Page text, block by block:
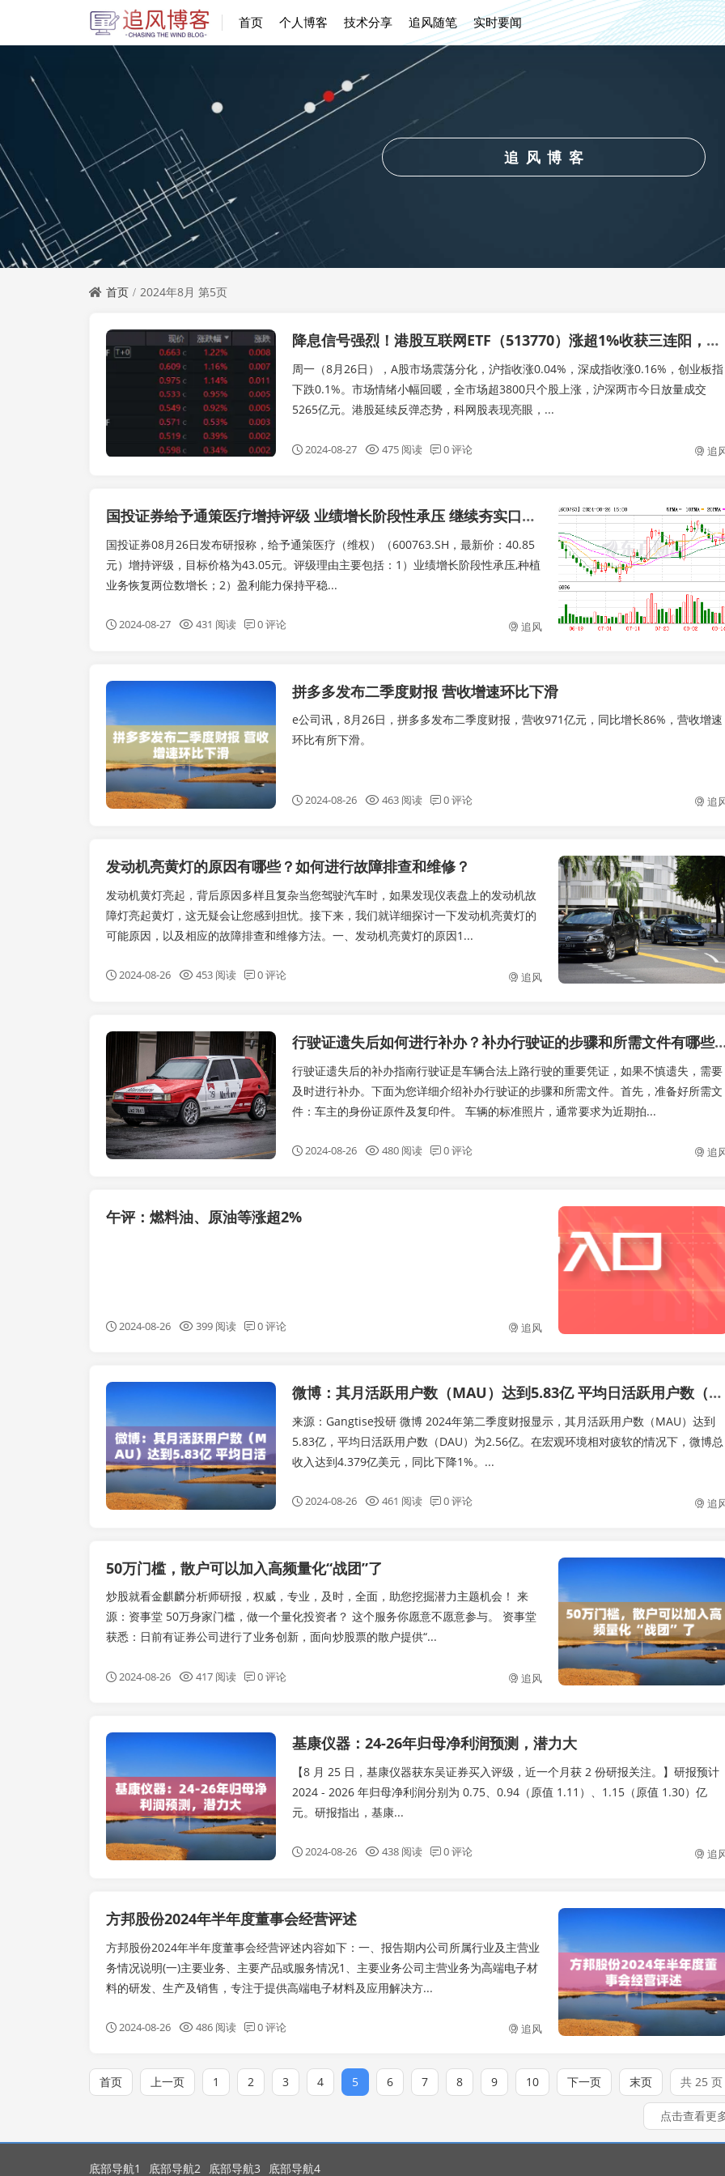
首页 个人博客 技术分享 追风随笔 实时要闻
追风博客
首页 2024年8月 第5页
实时要闻 降息信号强烈！港股互联网ETF（513770）涨超1%收获三连阳，有色龙头ETF（159876）共振上行，地产反弹回暖
周一（8月26日），A股市场震荡分化，沪指收涨0.04%，深成指收涨0.16%，创业板指
下跌0.1%。市场情绪小幅回暖，全市场超3800只个股上涨，沪深两市今日放量成交
5265亿元。港股延续反弹态势，科网股表现亮眼，...
2024-08-27 475 阅读 0 评论 追
国投证券给予通策医疗增持评级 业绩增长阶段性承压 继续夯实口腔医疗基础设施 目标价格为43.05元
国投证券08月26日发布研报称，给予通策医疗（维权）（600763.SH，最新价：40.85
元）增持评级，目标价格为43.05元。评级理由主要包括：1）业绩增长阶段性承压,种植
业务恢复两位数增长；2）盈利能力保持平稳...
2024-08-27 431 阅读 0 评论 追风
实时要闻
拼多多发布二季度财报 营收增速环比下滑
e公司讯，8月26日，拼多多发布二季度财报，营收971亿元，同比增长86%，营收增速
环比有所下滑。
2024-08-26 463 阅读 0 评论 追
发动机亮黄灯的原因有哪些？如何进行故障排查和维修？
发动机黄灯亮起，背后原因多样且复杂当您驾驶汽车时，如果发现仪表盘上的发动机故
障灯亮起黄灯，这无疑会让您感到担忧。接下来，我们就详细探讨一下发动机亮黄灯的
可能原因，以及相应的故障排查和维修方法。一、发动机亮黄灯的原因1...
2024-08-26 453 阅读 0 评论 追风
实时要闻 行驶证遗失后如何进行补办？补办行驶证的
行驶证遗失后的补办指南行驶证是车辆合法上路行驶的重要凭证，如果不慎遗失，需要
及时进行补办。下面为您详细介绍补办行驶证的步骤和所需文件。首先，准备好所需文
件：车主的身份证原件及复印件。 车辆的标准照片，通常要求为近期拍...
2024-08-26 480 阅读 0 评论 追
午评：燃料油、原油等涨超2%
2024-08-26 399 阅读 0 评论 追风
实时要闻 微博：其月活跃用户数（MAU）达到5.83亿 平均日活跃用户数（DAU）为2.56亿
来源：Gangtise投研 微博 2024年第二季度财报显示，其月活跃用户数（MAU）达到
5.83亿，平均日活跃用户数（DAU）为2.56亿。在宏观环境相对疲软的情况下，微博总
收入达到4.379亿美元，同比下降1%。...
2024-08-26 461 阅读 0 评论 追
50万门槛，散户可以加入高频量化“战团”了
炒股就看金麒麟分析师研报，权威，专业，及时，全面，助您挖掘潜力主题机会！ 来
源：资事堂 50万身家门槛，做一个量化投资者？ 这个服务你愿意不愿意参与。 资事堂
获悉：日前有证券公司进行了业务创新，面向炒股票的散户提供“...
2024-08-26 417 阅读 0 评论 追风
实时要闻
基康仪器：24-26年归母净利润预测，潜力大
【8 月 25 日，基康仪器获东吴证券买入评级，近一个月获 2 份研报关注。】研报预计
2024 - 2026 年归母净利润分别为 0.75、0.94（原值 1.11）、1.15（原值 1.30）亿
元。研报指出，基康...
2024-08-26 438 阅读 0 评论 追
方邦股份2024年半年度董事会经营评述
方邦股份2024年半年度董事会经营评述内容如下：一、报告期内公司所属行业及主营业
务情况说明(一)主要业务、主要产品或服务情况1、主要业务公司主营业务为高端电子材
料的研发、生产及销售，专注于提供高端电子材料及应用解决方...
2024-08-26 486 阅读 0 评论 追风
首页 上一页 1 2 3 4 5 6 7 8 9 10 下一页 末页 共 25 页
点击查看更
底部导航1 底部导航2 底部导航3 底部导航4